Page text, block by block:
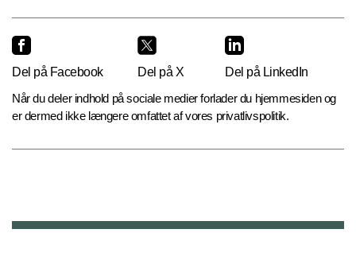
Del på Facebook Del på X
Del på LinkedIn
Når du deler indhold på sociale medier forlader du hjemmesiden og
er dermed ikke længere omfattet af vores privatlivspolitik.